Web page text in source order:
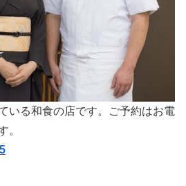
いる和食の店です。ご予約はお電
。